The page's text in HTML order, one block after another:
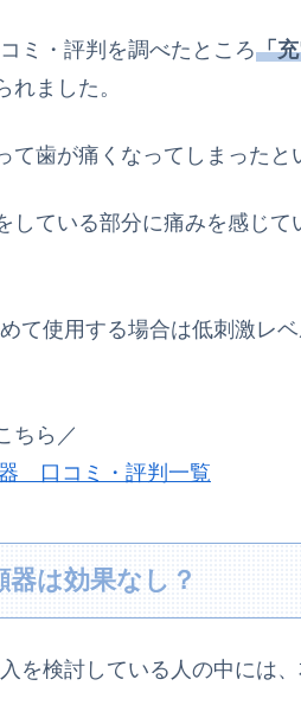
ミ・評判を調べたところ「
れました。
て歯が痛くなってしまったと
している部分に痛みを感じ
て使用する場合は低刺激レ
ちら／
口コミ・評判一覧
は効果なし？
を検討している人の中には